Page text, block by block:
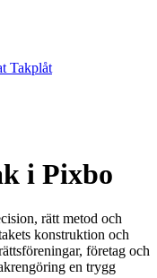
Takplåt
i Pixbo
rätt metod och
konstruktion och
företag och
en trygg